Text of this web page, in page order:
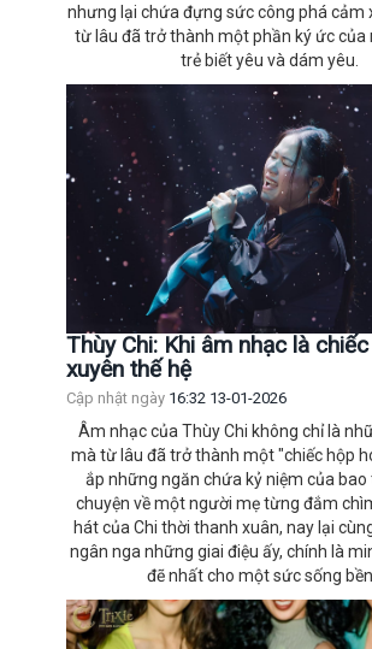
nhưng lại chứa đựng sức công phá cảm
từ lâu đã trở thành một phần ký ức của
trẻ biết yêu và dám yêu.
Thùy Chi: Khi âm nhạc là
xuyên thế hệ
Cập nhật ngày 16:32 13-01-2026
Âm nhạc của Thùy Chi không chỉ là
mà từ lâu đã trở thành một "chiếc hộp
ắp những ngăn chứa kỷ niệm của bao
chuyện về một người mẹ từng đắm
hát của Chi thời thanh xuân, nay lại
ngân nga những giai điệu ấy, chính là
đẽ nhất cho một sức sống